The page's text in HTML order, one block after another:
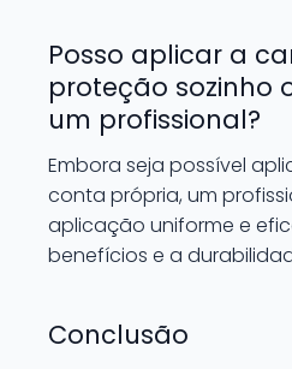
Posso aplicar a
proteção sozinho
um profissional?
Embora seja possível
conta própria, um
aplicação uniforme e
benefícios e a
Conclusão